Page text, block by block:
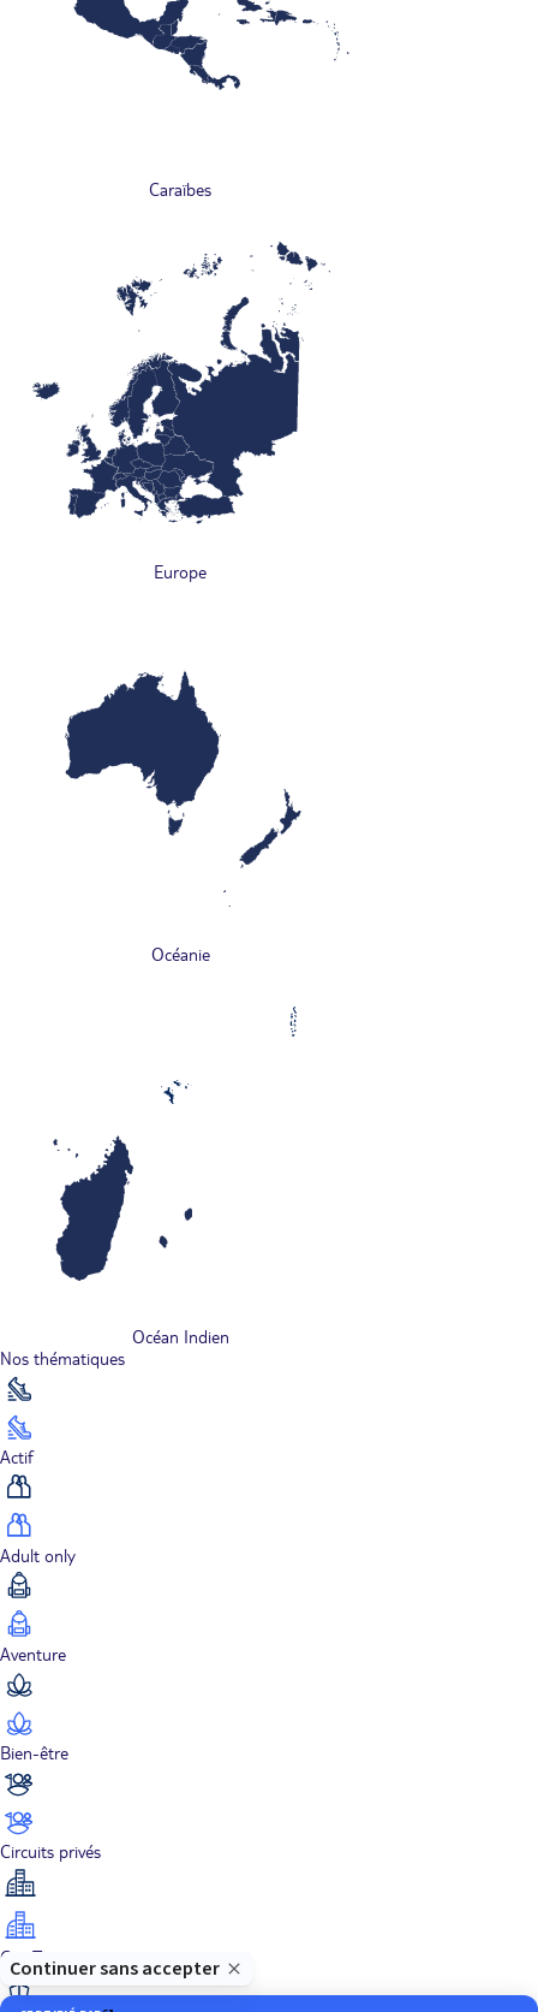
Caraïbes
Europe
Océanie
Océan Indien
Nos thématiques
Actif
Adult only
Aventure
Bien-être
Circuits privés
City Trips